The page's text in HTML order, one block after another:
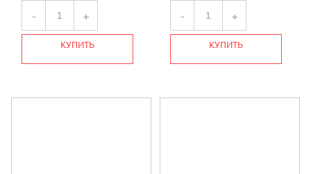
- +
КУПИТЬ
- +
КУПИТЬ